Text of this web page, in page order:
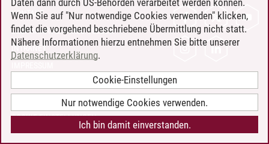
KONTAKT
LEUPHANA ALS ARBEITGEBER
INTRANET
BARRIEREFREIHEIT
COOKIE-EINSTELLUNGEN
Wenn Sie auf "Nur notwendige Cookies verwenden" klicken,
findet die vorgehend beschriebene Übermittlung nicht statt.
Nähere Informationen hierzu entnehmen Sie bitte unserer
Datenschutzerklärung.
Cookie-Einstellungen
Nur notwendige Cookies verwenden.
Ich bin damit einverstanden.